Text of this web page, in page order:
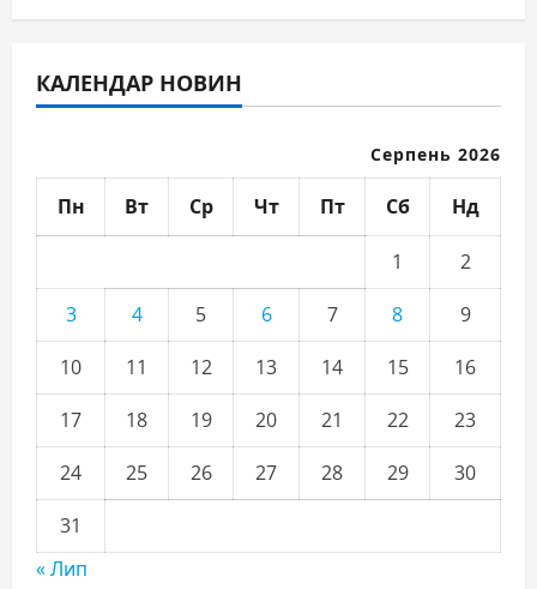
КАЛЕНДАР НОВИН
Серпень 2026
Пн Вт Ср Чт Пт Сб Нд
1
2
3
4 5 6 7 8
9
10
11 12 13 14 15
16
17
18 19 20 21 22
23
24
25 26 27 28 29
30
31
« Лип